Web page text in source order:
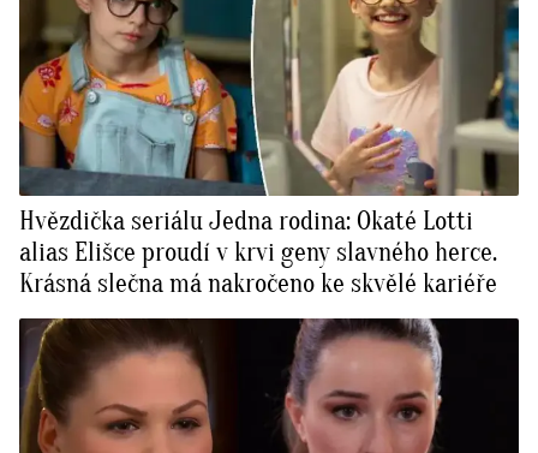
Hvězdička seriálu Jedna rodina: Okaté Lotti
alias Elišce proudí v krvi geny slavného herce.
Krásná slečna má nakročeno ke skvělé kariéře